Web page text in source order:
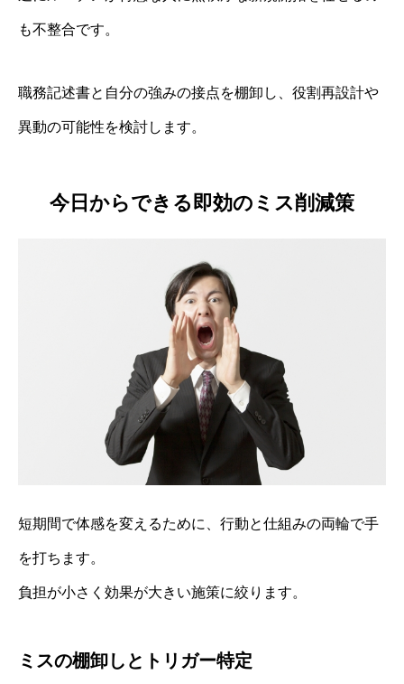
も不整合です。
職務記述書と自分の強みの接点を棚卸し、役割再設計や
異動の可能性を検討します。
今日からできる即効のミス削減策
短期間で体感を変えるために、行動と仕組みの両輪で手
を打ちます。
負担が小さく効果が大きい施策に絞ります。
ミスの棚卸しとトリガー特定